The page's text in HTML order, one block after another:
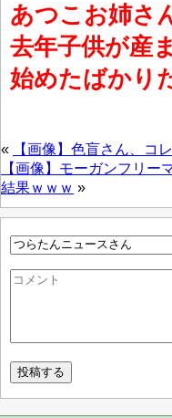
あつこお姉さ
去年子供が産
始めたばかり
«
【画像】色盲さん、コ
【画像】モーガンフリ
結果ｗｗｗ »